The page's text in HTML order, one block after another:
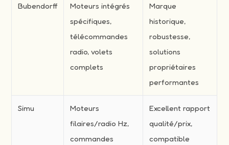
Bubendorff
Moteurs intégrés
spécifiques,
télécommandes
radio, volets
complets
Marque
historique,
robustesse,
solutions
propriétaires
performantes
Simu
Moteurs
filaires/radio Hz,
commandes
Excellent rapport
qualité/prix,
compatible